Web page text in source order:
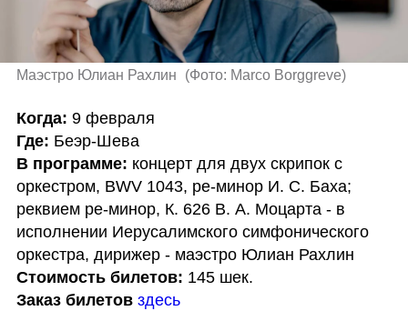
Маэстро Юлиан Рахлин (Фото: Marco Borggreve)
Когда:
Где:
Беэр-Шева
В программе: концерт для двух скрипок с
оркестром, BWV 1043, ре-минор И. С. Баха;
реквием ре-минор, К. 626 В. А. Моцарта - в
исполнении Иерусалимского симфонического
Стоимость билетов:
Заказ билетов здесь